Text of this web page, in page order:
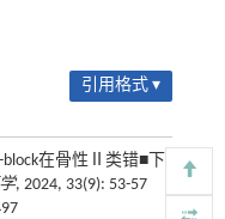
引用格式 ▾
block在骨性Ⅱ类错■下
, 2024, 33(9): 53-57